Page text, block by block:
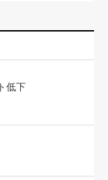
低下